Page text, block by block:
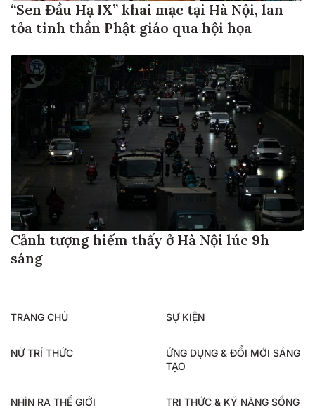
“Sen Đầu Hạ IX” khai mạc tại Hà Nội, lan
tỏa tinh thần Phật giáo qua hội họa
Cảnh tượng hiếm thấy ở Hà Nội lúc 9h
sáng
TRANG CHỦ SỰ KIỆN
NỮ TRÍ THỨC
ỨNG DỤNG & ĐỔI MỚI SÁNG
TẠO
NHÌN RA THẾ GIỚI TRI THỨC & KỸ NĂNG SỐNG